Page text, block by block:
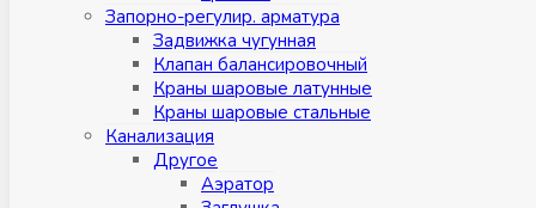
Запорно-регулир. арматура
Задвижка чугунная
Клапан балансировочный
Краны шаровые латунные
Краны шаровые стальные
Канализация
Другое
Аэратор